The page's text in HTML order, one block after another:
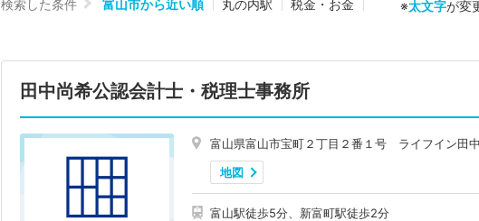
検索した条件 富山市から近い順 丸の内駅 税金・お金 ※太文字が変
田中尚希公認会計士・税理士事務所
富山県富山市宝町２丁目２番１号 ライフイン田
地図
富山駅徒歩5分、新富町駅徒歩2分